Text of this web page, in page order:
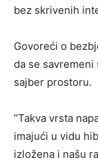
bez skrivenih
Govoreći o
da se
sajber prostoru.
“Takva vrsta
imajući u vidu
izložena i našu